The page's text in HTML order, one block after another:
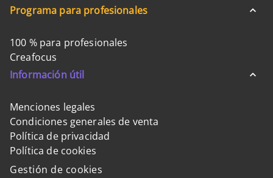
Programa para profesionales
100 % para profesionales
Creafocus
Información útil
Menciones legales
Condiciones generales de venta
Política de privacidad
Política de cookies
Gestión de cookies